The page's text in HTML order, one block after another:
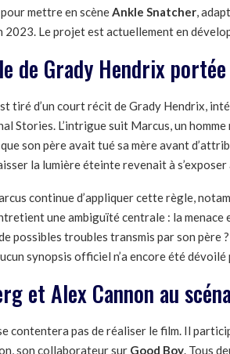
mettre en scèneAnkle Snatcher,
2023. Le projet est actuellement en
de Grady Hendrix portée
tiré d’un court récit de Grady Hendrix,
Stories. L’intrigue suit Marcus, un homme
son père avait tué sa mère avant
la lumière éteinte revenait à
continue d’appliquer cette règle,
une ambiguïté centrale : la
possibles troubles transmis par son père
synopsis officiel n’a encore été
et Alex Cannon au
contentera pas de réaliser le film. Il
son collaborateur sur Good Boy. Tous